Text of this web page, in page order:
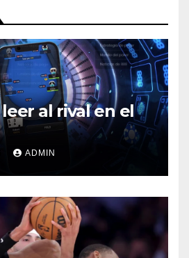
al rival en el
ADMIN